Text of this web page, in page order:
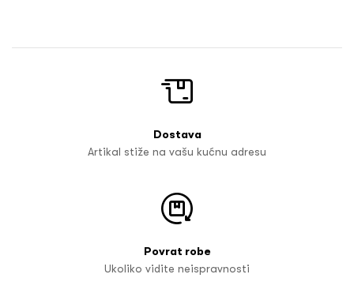
Dostava
Artikal stiže na vašu kućnu adresu
Povrat robe
Ukoliko vidite neispravnosti